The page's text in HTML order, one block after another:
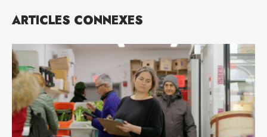
ARTICLES CONNEXES